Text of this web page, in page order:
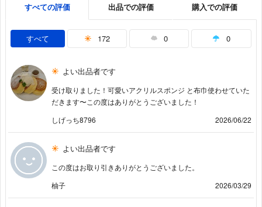
すべての評価 出品での評価 購入での評価
すべて 172 0 0
よい出品者です
受け取りました！可愛いアクリルスポンジ と布巾使わせていた
だきます〜この度はありがとうございました！
しげっち8796
2026/06/22
よい出品者です
この度はお取り引きありがとうございました。
柚子
2026/03/29